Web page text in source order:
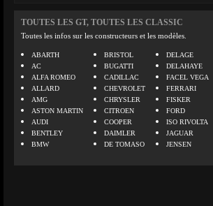
TOUTES LES GT, TOUTES LES CLASSIC
Toutes les infos sur les constructeurs et les modèles.
ABARTH
AC
ALFA ROMEO
ALLARD
AMG
ASTON MARTIN
AUDI
BENTLEY
BMW
BRISTOL
BUGATTI
CADILLAC
CHEVROLET
CHRYSLER
CITROEN
COOPER
DAIMLER
DE TOMASO
DELAGE
DELAHAYE
FACEL VEGA
FERRARI
FISKER
FORD
ISO RIVOLTA
JAGUAR
JENSEN